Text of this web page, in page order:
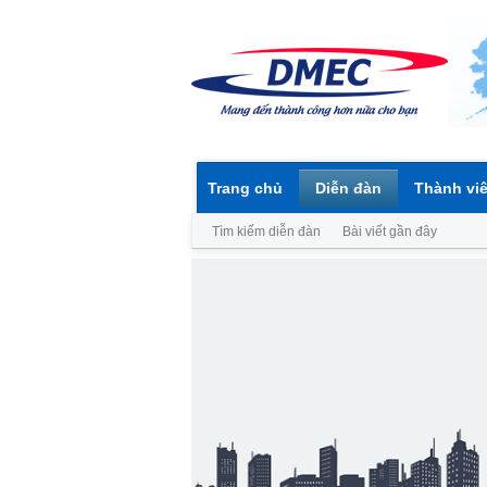
Trang chủ Diễn đàn
Tìm kiếm diễn đàn Bài viết gần đây
Thành